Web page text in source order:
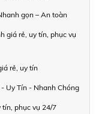
gọn – An toàn
giá rẻ, uy tín, phục vụ
rẻ, uy tín
- Uy Tín - Nhanh Chóng
tín, phục vụ 24/7